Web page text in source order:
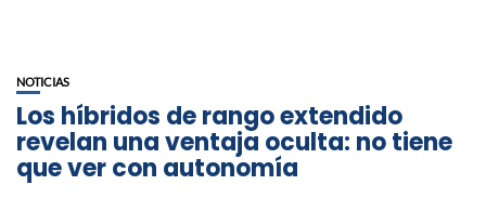
NOTICIAS
Los híbridos de rango extendido
revelan una ventaja oculta: no tiene
que ver con autonomía